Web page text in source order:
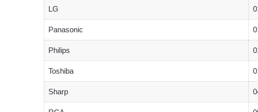
LG
Panasonic
Philips
Toshiba
Sharp